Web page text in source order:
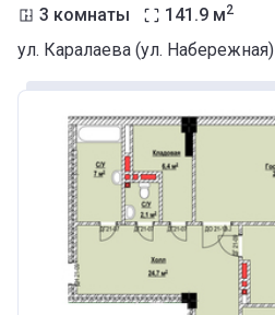
3 комнаты 141.9 м2
ул. Каралаева (ул. Набережная)